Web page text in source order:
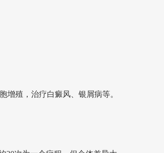
增殖，治疗白癜风、银屑病等。